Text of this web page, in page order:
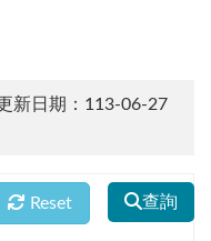
新日期：113-06-27
查詢
Reset